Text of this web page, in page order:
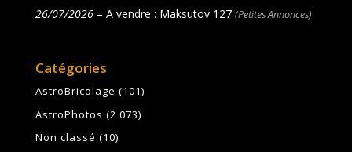
26/07/2026– A vendre : Maksutov 127 (Petites Annonces)
Catégories
AstroBricolage (101)
AstroPhotos (2 073)
Non classé (10)